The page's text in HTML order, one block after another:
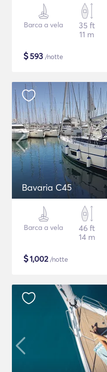
Barca a vela
35 ft
11 m
$593 /notte
Bavaria C45
Barca a vela
46 ft
14 m
$1,002/notte